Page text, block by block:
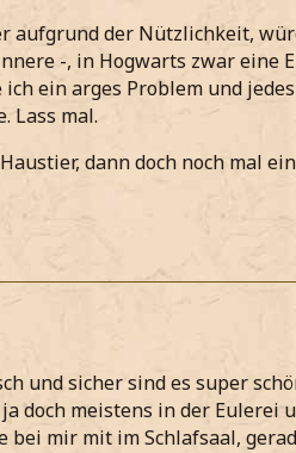
aufgrund der Nützlichkeit,
-, in Hogwarts zwar eine
ein arges Problem und
Lass mal.
dann doch noch mal
und sicher sind es super
doch meistens in der Eulerei
bei mir mit im Schlafsaal,